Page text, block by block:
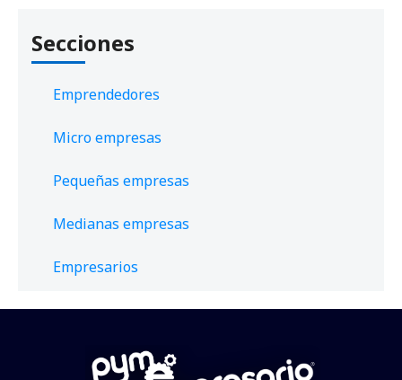
Secciones
Emprendedores
Micro empresas
Pequeñas empresas
Medianas empresas
Empresarios